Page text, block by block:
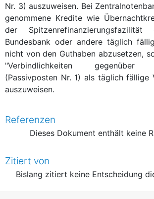
Nr. 3) auszuweisen. Bei
genommene Kredite wie
der
Bundesbank oder andere täglich
nicht von den Guthaben abzusetzen,
"Verbindlichkeiten gegenüber
(Passivposten Nr. 1) als täglich fällige
auszuweisen.
Referenzen
Dieses Dokument enthält keine
Zitiert von
Bislang zitiert keine Entscheidung